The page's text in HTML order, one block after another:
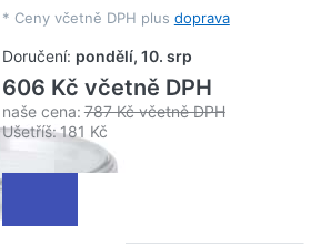
* Ceny včetně DPH plus doprava
Doručení: pondělí, 10. srp
606 Kč včetně DPH
naše cena: 787 Kč včetně DPH
Ušetříš:181 Kč